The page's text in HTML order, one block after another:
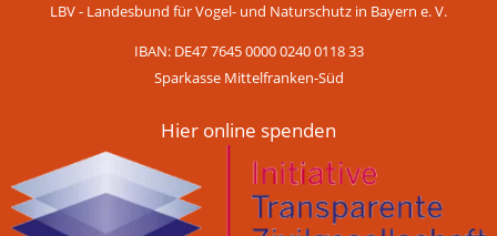
LBV - Landesbund für Vogel- und Naturschutz in Bayern e. V.
IBAN: DE47 7645 0000 0240 0118 33
Sparkasse Mittelfranken-Süd
Hier online spenden